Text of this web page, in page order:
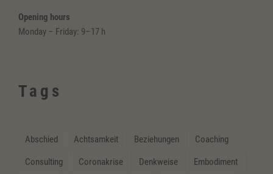
Opening hours
Monday – Friday: 9–17 h
Tags
Abschied Achtsamkeit Beziehungen Coaching
Consulting Coronakrise Denkweise Embodiment